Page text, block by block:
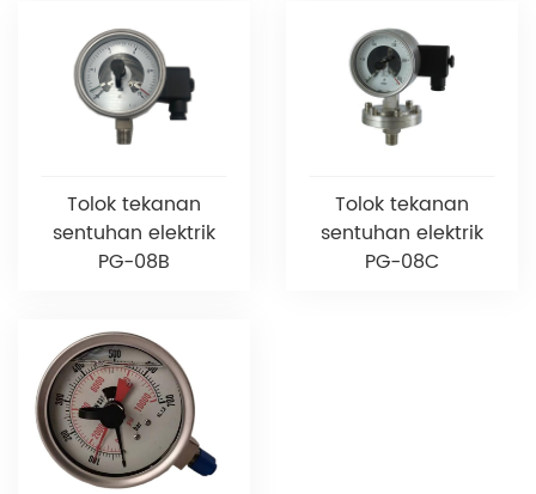
Tolok tekanan
sentuhan elektrik
PG-08B
Tolok tekanan
sentuhan elektrik
PG-08C